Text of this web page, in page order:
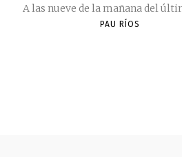
A las nueve de la mañana del
PAU RÍOS